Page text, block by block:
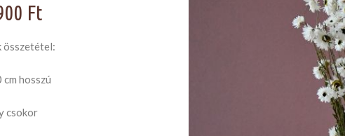
Ft
összetétel:
hosszú
csokor